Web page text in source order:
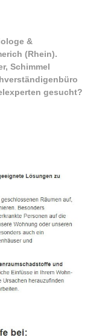
&
(Rhein).
Schimmel
gesucht?